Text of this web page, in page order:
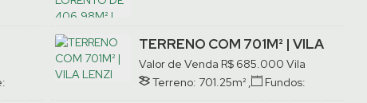
TERRENO COM 701M² | VILA
LENZI
R$685.000
Valor de Venda
Vila
Lenzi, Jaraguá do Sul, Santa
Terreno: 701.25m² ,
Fundos: